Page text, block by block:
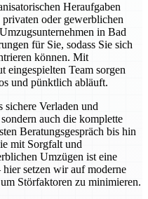
Heraufgaben
oder gewerblichen
in Bad
für Sie, sodass Sie sich
können. Mit
eingespielten Team sorgen
und pünktlich abläuft.
sichere Verladen und
auch die komplette
Beratungsgespräch bis hin
mit Sorgfalt und
Umzügen ist eine
setzen wir auf moderne
Störfaktoren zu minimieren.